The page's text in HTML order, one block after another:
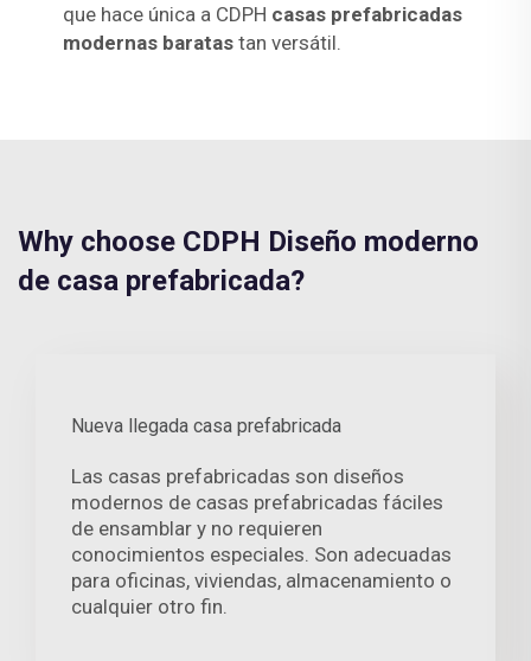
que hace única a CDPH casas prefabricadas
modernas baratas tan versátil.
Why choose CDPH Diseño moderno
de casa prefabricada?
Nueva llegada casa prefabricada
Las casas prefabricadas son diseños
modernos de casas prefabricadas fáciles
de ensamblar y no requieren
conocimientos especiales. Son adecuadas
para oficinas, viviendas, almacenamiento o
cualquier otro fin.